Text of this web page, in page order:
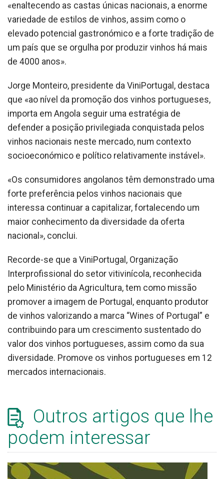
«enaltecendo as castas únicas nacionais, a enorme
variedade de estilos de vinhos, assim como o
elevado potencial gastronómico e a forte tradição de
um país que se orgulha por produzir vinhos há mais
de 4000 anos».
Jorge Monteiro, presidente da ViniPortugal, destaca
que «ao nível da promoção dos vinhos portugueses,
importa em Angola seguir uma estratégia de
defender a posição privilegiada conquistada pelos
vinhos nacionais neste mercado, num contexto
socioeconómico e político relativamente instável».
«Os consumidores angolanos têm demonstrado uma
forte preferência pelos vinhos nacionais que
interessa continuar a capitalizar, fortalecendo um
maior conhecimento da diversidade da oferta
nacional», conclui.
Recorde-se que a ViniPortugal, Organização
Interprofissional do setor vitivinícola, reconhecida
pelo Ministério da Agricultura, tem como missão
promover a imagem de Portugal, enquanto produtor
de vinhos valorizando a marca “Wines of Portugal” e
contribuindo para um crescimento sustentado do
valor dos vinhos portugueses, assim como da sua
diversidade. Promove os vinhos portugueses em 12
mercados internacionais.
Outros artigos que lhe
podem interessar